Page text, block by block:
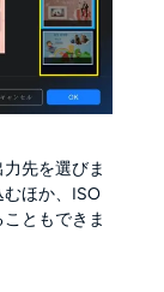
先を選びま
ほか、ISO
ともできま